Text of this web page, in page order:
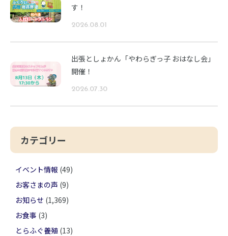
す！
2026.08.01
出張としょかん「やわらぎっ子 おはなし会」
開催！
2026.07.30
カテゴリー
イベント情報 (49)
お客さまの声 (9)
お知らせ (1,369)
お食事 (3)
とらふぐ養殖 (13)